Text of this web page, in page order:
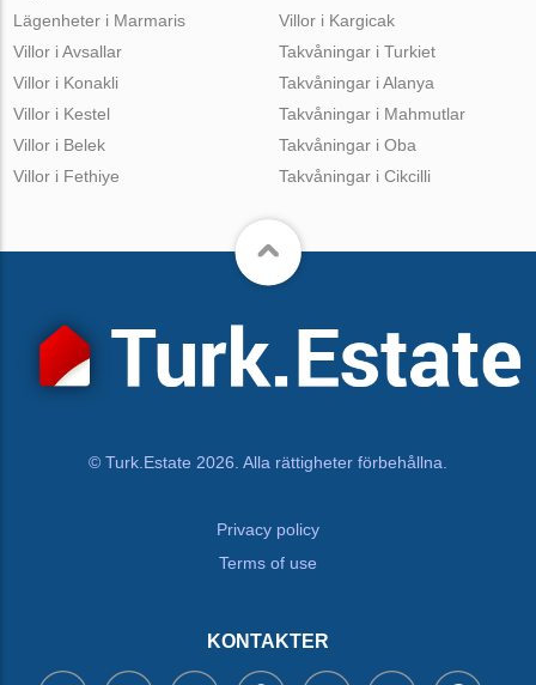
Lägenheter i Marmaris
Villor i Kargicak
Villor i Avsallar
Villor i Konakli
Villor i Kestel
Villor i Belek
Villor i Fethiye
Takvåningar i Turkiet
Takvåningar i Alanya
Takvåningar i Mahmutlar
Takvåningar i Oba
Takvåningar i Cikcilli
© Turk.Estate 2026. Alla rättigheter förbehållna.
Privacy policy
Terms of use
KONTAKTER